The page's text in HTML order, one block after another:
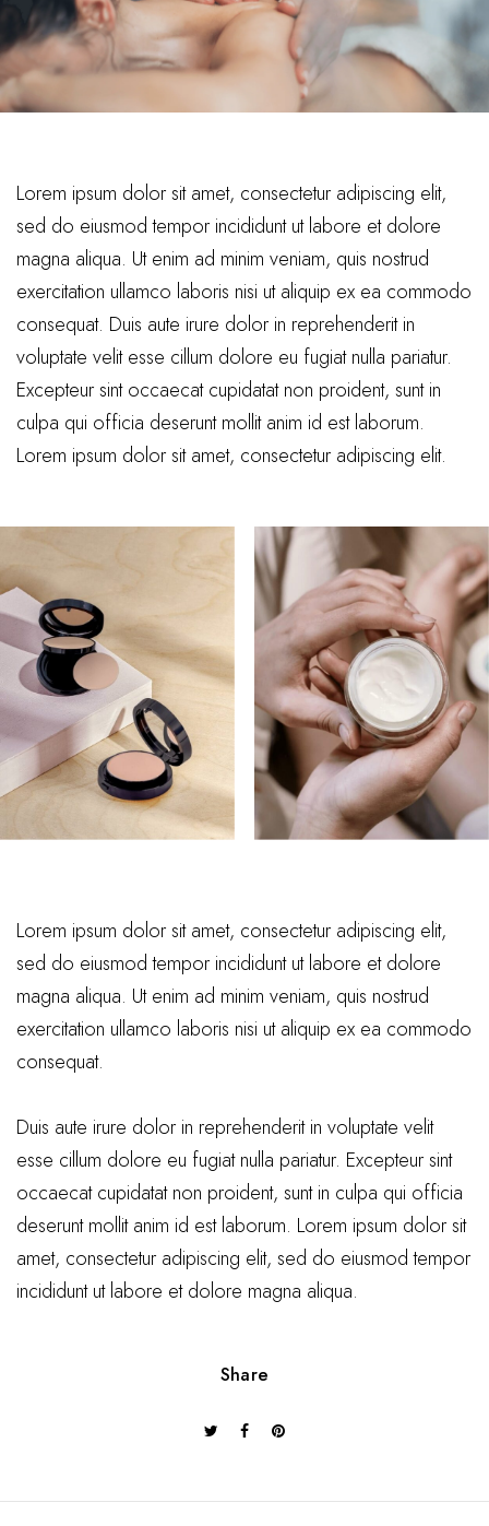
Lorem ipsum dolor sit amet, consectetur adipiscing elit,
sed do eiusmod tempor incididunt ut labore et dolore
magna aliqua. Ut enim ad minim veniam, quis nostrud
exercitation ullamco laboris nisi ut aliquip ex ea commodo
consequat. Duis aute irure dolor in reprehenderit in
voluptate velit esse cillum dolore eu fugiat nulla pariatur.
Excepteur sint occaecat cupidatat non proident, sunt in
culpa qui officia deserunt mollit anim id est laborum.
Lorem ipsum dolor sit amet, consectetur adipiscing elit.
Lorem ipsum dolor sit amet, consectetur adipiscing elit,
sed do eiusmod tempor incididunt ut labore et dolore
magna aliqua. Ut enim ad minim veniam, quis nostrud
exercitation ullamco laboris nisi ut aliquip ex ea commodo
consequat.
Duis aute irure dolor in reprehenderit in voluptate velit
esse cillum dolore eu fugiat nulla pariatur. Excepteur sint
occaecat cupidatat non proident, sunt in culpa qui officia
deserunt mollit anim id est laborum. Lorem ipsum dolor sit
amet, consectetur adipiscing elit, sed do eiusmod tempor
incididunt ut labore et dolore magna aliqua.
Share